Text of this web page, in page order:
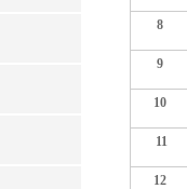
8
9
10
11
12